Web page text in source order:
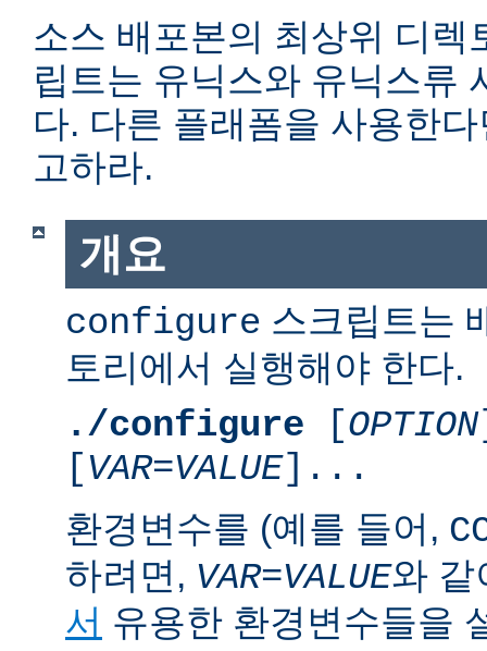
소스 배포본의 최상위 디렉
립트는 유닉스와 유닉스류
다. 다른 플래폼을 사용한
고하라.
개요
configure 스크립트는
토리에서 실행해야 한다.
./configure [OPTION
[VAR=VALUE]...
환경변수를 (예를 들어,
하려면, VAR=VALUE와
서 유용한 환경변수들을